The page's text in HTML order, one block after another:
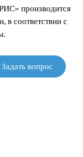
производится
в соответствии с
Задать вопрос